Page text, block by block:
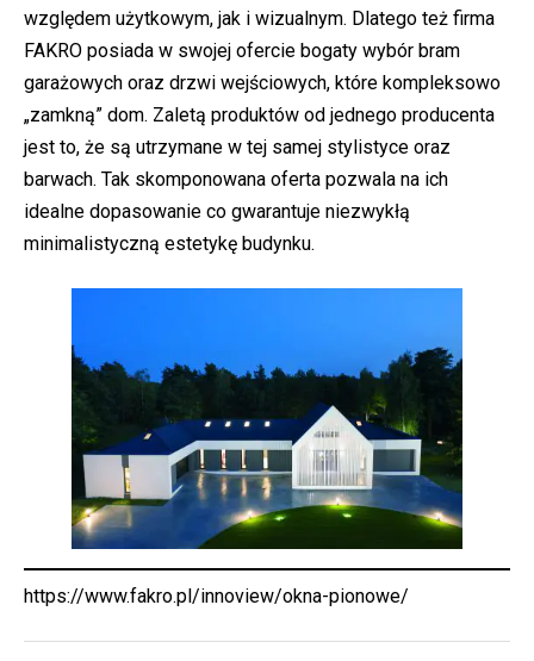
względem użytkowym, jak i wizualnym. Dlatego też firma
FAKRO posiada w swojej ofercie bogaty wybór bram
garażowych oraz drzwi wejściowych, które kompleksowo
„zamkną” dom. Zaletą produktów od jednego producenta
jest to, że są utrzymane w tej samej stylistyce oraz
barwach. Tak skomponowana oferta pozwala na ich
idealne dopasowanie co gwarantuje niezwykłą
minimalistyczną estetykę budynku.
https://www.fakro.pl/innoview/okna-pionowe/